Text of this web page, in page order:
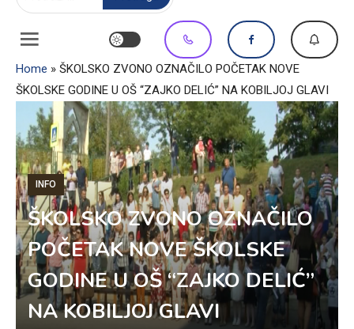
Home » ŠKOLSKO ZVONO OZNAČILO POČETAK NOVE
ŠKOLSKE GODINE U OŠ “ZAJKO DELIĆ” NA KOBILJOJ GLAVI
INFO
ŠKOLSKO ZVONO OZNAČILO
POČETAK NOVE ŠKOLSKE
GODINE U OŠ “ZAJKO DELIĆ”
NA KOBILJOJ GLAVI